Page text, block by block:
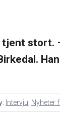
tjent stort.
Intervju Nyheter